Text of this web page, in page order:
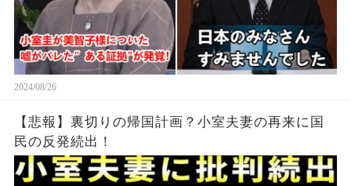
2024/08/26
【悲報】裏切りの帰国計画？小室夫妻の再来に国
民の反発続出！